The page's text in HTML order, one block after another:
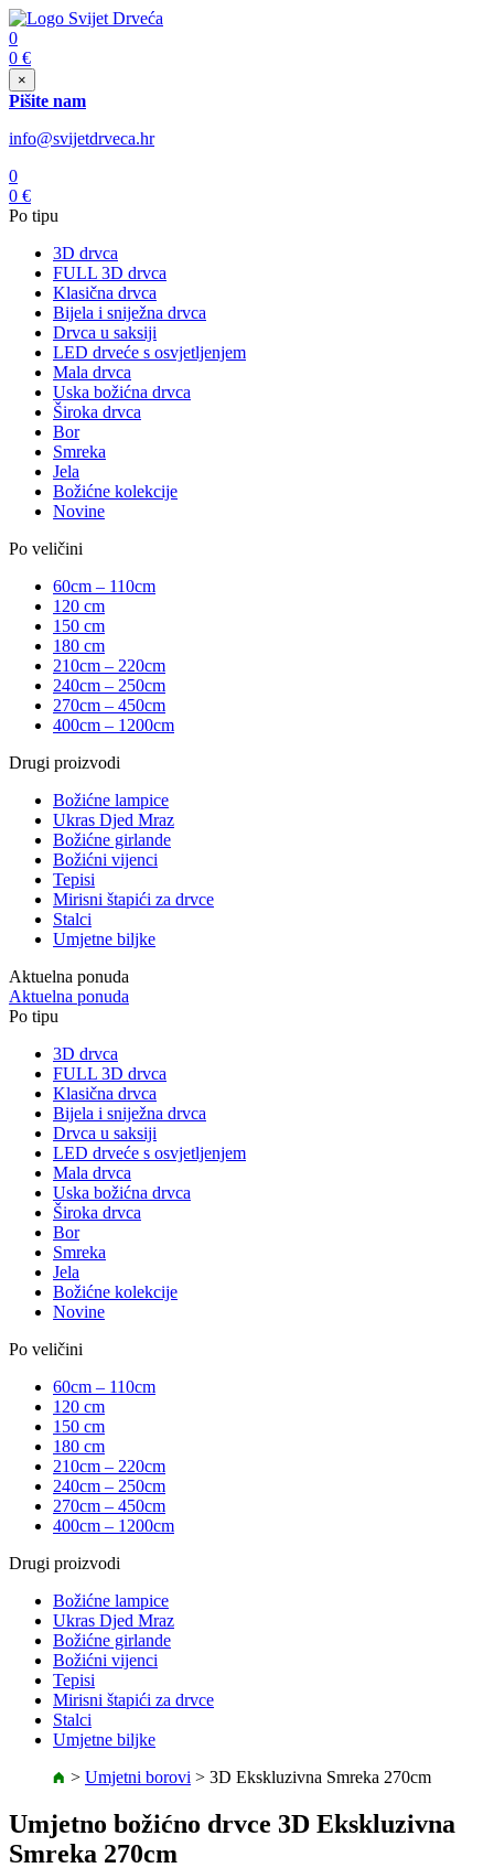
0
0 €
×
Pišite nam
info@svijetdrveca.hr
0
0 €
Po tipu
3D drvca
FULL 3D drvca
Klasična drvca
Bijela i sniježna drvca
Drvca u saksiji
LED drveće s osvjetljenjem
Mala drvca
Uska božićna drvca
Široka drvca
Bor
Smreka
Jela
Božićne kolekcije
Novine
Po veličini
60cm – 110cm
120 cm
150 cm
180 cm
210cm – 220cm
240cm – 250cm
270cm – 450cm
400cm – 1200cm
Drugi proizvodi
Božićne lampice
Ukras Djed Mraz
Božićne girlande
Božićni vijenci
Tepisi
Mirisni štapići za drvce
Stalci
Umjetne biljke
Aktuelna ponuda
Aktuelna ponuda
Po tipu
3D drvca
FULL 3D drvca
Klasična drvca
Bijela i sniježna drvca
Drvca u saksiji
LED drveće s osvjetljenjem
Mala drvca
Uska božićna drvca
Široka drvca
Bor
Smreka
Jela
Božićne kolekcije
Novine
Po veličini
60cm – 110cm
120 cm
150 cm
180 cm
210cm – 220cm
240cm – 250cm
270cm – 450cm
400cm – 1200cm
Drugi proizvodi
Božićne lampice
Ukras Djed Mraz
Božićne girlande
Božićni vijenci
Tepisi
Mirisni štapići za drvce
Stalci
Umjetne biljke
> Umjetni borovi > 3D Ekskluzivna Smreka 270cm
Umjetno božićno drvce 3D Ekskluzivna
Smreka 270cm